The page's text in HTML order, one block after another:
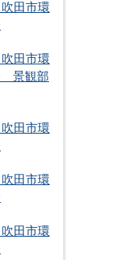
田市環
田市環
景観部
田市環
田市環
田市環